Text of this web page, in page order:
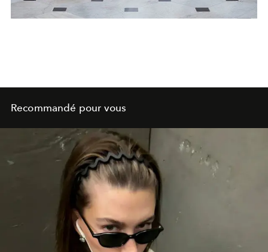
Recommandé pour vous